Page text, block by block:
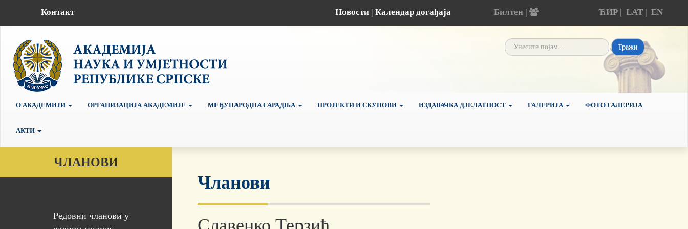
Контакт Новости | Календар догађаја Билтен | ЋИР| LAT| EN
Тражи
О АКАДЕМИЈИ ОРГАНИЗАЦИЈА АКАДЕМИЈЕ МЕЂУНАРОДНА САРАДЊА ПРОЈЕКТИ И СКУПОВИ ИЗДАВАЧКА ДЈЕЛАТНОСТ ГАЛЕРИЈА ФОТО ГАЛЕРИЈА
АКТИ
ЧЛАНОВИ
Редовни чланови у
Чланови